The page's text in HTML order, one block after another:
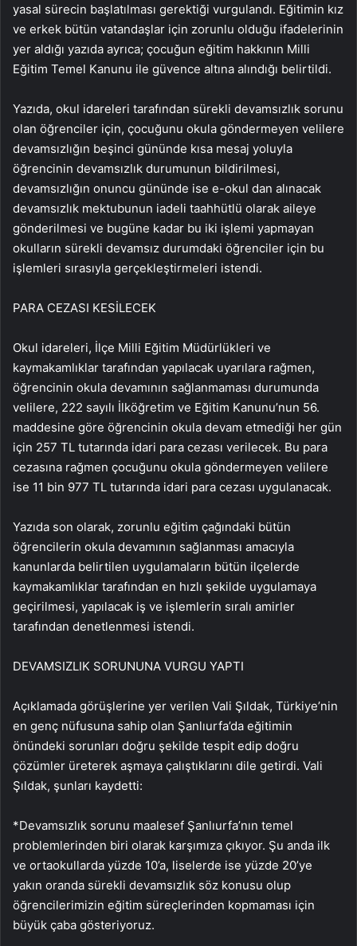
yasal sürecin başlatılması gerektiği vurgulandı. Eğitimin kız
ve erkek bütün vatandaşlar için zorunlu olduğu ifadelerinin
yer aldığı yazıda ayrıca; çocuğun eğitim hakkının Milli
Eğitim Temel Kanunu ile güvence altına alındığı belirtildi.
Yazıda, okul idareleri tarafından sürekli devamsızlık sorunu
olan öğrenciler için, çocuğunu okula göndermeyen velilere
devamsızlığın beşinci gününde kısa mesaj yoluyla
öğrencinin devamsızlık durumunun bildirilmesi,
devamsızlığın onuncu gününde ise e-okul dan alınacak
devamsızlık mektubunun iadeli taahhütlü olarak aileye
gönderilmesi ve bugüne kadar bu iki işlemi yapmayan
okulların sürekli devamsız durumdaki öğrenciler için bu
işlemleri sırasıyla gerçekleştirmeleri istendi.
PARA CEZASI KESİLECEK
Okul idareleri, İlçe Milli Eğitim Müdürlükleri ve
kaymakamlıklar tarafından yapılacak uyarılara rağmen,
öğrencinin okula devamının sağlanmaması durumunda
velilere, 222 sayılı İlköğretim ve Eğitim Kanunu’nun 56.
maddesine göre öğrencinin okula devam etmediği her gün
için 257 TL tutarında idari para cezası verilecek. Bu para
cezasına rağmen çocuğunu okula göndermeyen velilere
ise 11 bin 977 TL tutarında idari para cezası uygulanacak.
Yazıda son olarak, zorunlu eğitim çağındaki bütün
öğrencilerin okula devamının sağlanması amacıyla
kanunlarda belirtilen uygulamaların bütün ilçelerde
kaymakamlıklar tarafından en hızlı şekilde uygulamaya
geçirilmesi, yapılacak iş ve işlemlerin sıralı amirler
tarafından denetlenmesi istendi.
DEVAMSIZLIK SORUNUNA VURGU YAPTI
Açıklamada görüşlerine yer verilen Vali Şıldak, Türkiye’nin
en genç nüfusuna sahip olan Şanlıurfa’da eğitimin
önündeki sorunları doğru şekilde tespit edip doğru
çözümler üreterek aşmaya çalıştıklarını dile getirdi. Vali
Şıldak, şunları kaydetti:
*Devamsızlık sorunu maalesef Şanlıurfa’nın temel
problemlerinden biri olarak karşımıza çıkıyor. Şu anda ilk
ve ortaokullarda yüzde 10’a, liselerde ise yüzde 20’ye
yakın oranda sürekli devamsızlık söz konusu olup
öğrencilerimizin eğitim süreçlerinden kopmaması için
büyük çaba gösteriyoruz.